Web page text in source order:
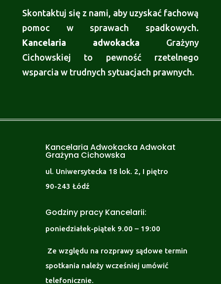
Skontaktuj się z nami, aby uzyskać fachową
pomoc w sprawach spadkowych.
Kancelaria adwokacka Grażyny
Cichowskiej to pewność rzetelnego
wsparcia w trudnych sytuacjach prawnych.
Kancelaria Adwokacka Adwokat
Grażyna Cichowska
ul. Uniwersytecka 18 lok. 2, I piętro
90-243 Łódź
Godziny pracy Kancelarii:
poniedziałek-piątek 9.00 – 19:00
Ze względu na rozprawy sądowe termin
spotkania należy wcześniej umówić
telefonicznie.